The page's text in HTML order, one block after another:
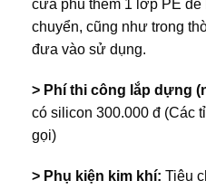
cửa phủ thêm 1 lớp PE để
chuyển, cũng như trong
đưa vào sử dụng.
> Phí thi công lắp dựng
có silicon 300.000 đ (Các
gọi)
> Phụ kiện kim khí: Tiêu